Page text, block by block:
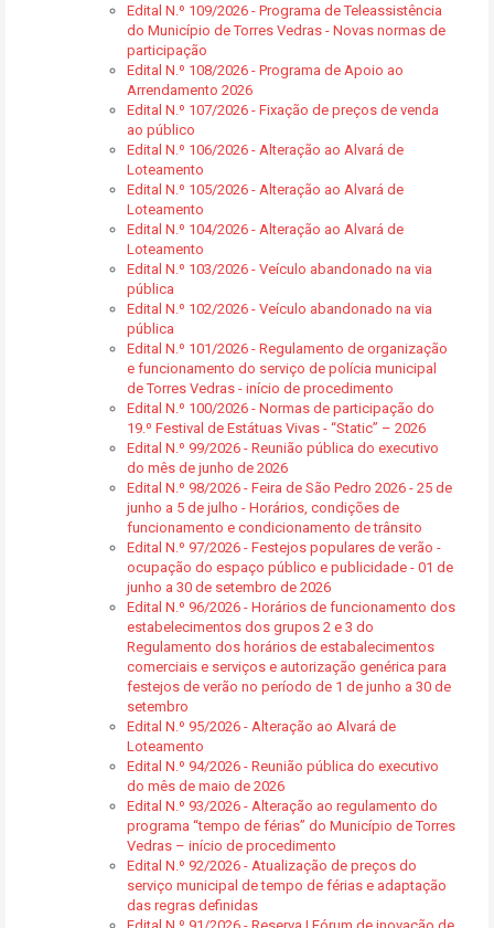
Edital N.º 109/2026 - Programa de Teleassistência
do Município de Torres Vedras - Novas normas de
participação
Edital N.º 108/2026 - Programa de Apoio ao
Arrendamento 2026
Edital N.º 107/2026 - Fixação de preços de venda
ao público
Edital N.º 106/2026 - Alteração ao Alvará de
Loteamento
Edital N.º 105/2026 - Alteração ao Alvará de
Loteamento
Edital N.º 104/2026 - Alteração ao Alvará de
Loteamento
Edital N.º 103/2026 - Veículo abandonado na via
pública
Edital N.º 102/2026 - Veículo abandonado na via
pública
Edital N.º 101/2026 - Regulamento de organização
e funcionamento do serviço de polícia municipal
de Torres Vedras - início de procedimento
Edital N.º 100/2026 - Normas de participação do
19.º Festival de Estátuas Vivas - “Static” – 2026
Edital N.º 99/2026 - Reunião pública do executivo
do mês de junho de 2026
Edital N.º 98/2026 - Feira de São Pedro 2026 - 25 de
junho a 5 de julho - Horários, condições de
funcionamento e condicionamento de trânsito
Edital N.º 97/2026 - Festejos populares de verão -
ocupação do espaço público e publicidade - 01 de
junho a 30 de setembro de 2026
Edital N.º 96/2026 - Horários de funcionamento dos
estabelecimentos dos grupos 2 e 3 do
Regulamento dos horários de estabalecimentos
comerciais e serviços e autorização genérica para
festejos de verão no período de 1 de junho a 30 de
setembro
Edital N.º 95/2026 - Alteração ao Alvará de
Loteamento
Edital N.º 94/2026 - Reunião pública do executivo
do mês de maio de 2026
Edital N.º 93/2026 - Alteração ao regulamento do
programa “tempo de férias” do Município de Torres
Vedras – início de procedimento
Edital N.º 92/2026 - Atualização de preços do
serviço municipal de tempo de férias e adaptação
das regras definidas